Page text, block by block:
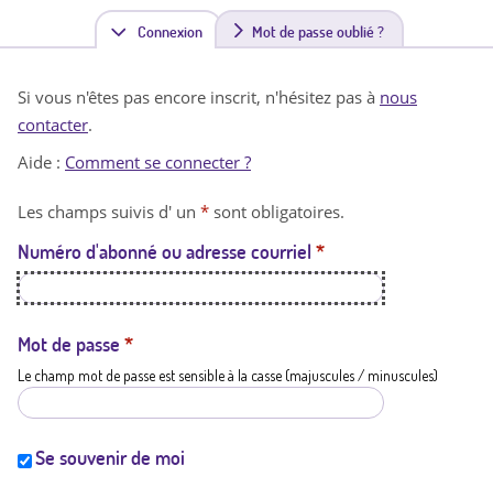
Connexion(
n
t
a
t
i
Mot de passe oublié ?
Si vous n'êtes pas encore inscrit, n'hésitez pas à nous
contacter.
Aide : Comment se connecter ?
Les champs suivis d' un * sont obligatoires.
Numéro d'abonné ou adresse courriel *
Mot de passe *
Le champ mot de passe est sensible à la casse (majuscules / minuscules)
Se souvenir de moi